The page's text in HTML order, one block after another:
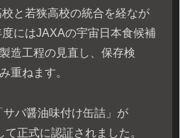
と若狭高校の統合を経なが
にはJAXAの宇宙日本食候補
造工程の見直し、保存検
重ねます。
バ醤油味付け缶詰」が
正式に認証されました。